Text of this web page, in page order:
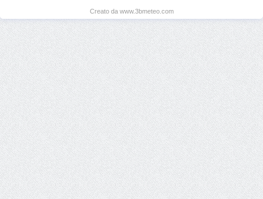
Creato da www.3bmeteo.com